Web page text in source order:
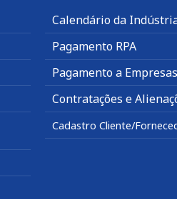
Calendário da
Pagamento RPA
Pagamento a Empresas
Contratações e
Cadastro Cliente/